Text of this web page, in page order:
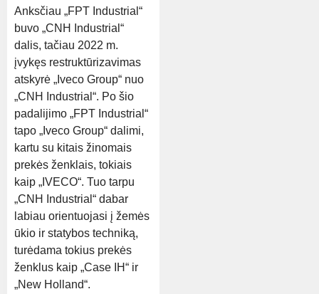
Anksčiau „FPT Industrial“
buvo „CNH Industrial“
dalis, tačiau 2022 m.
įvykęs restruktūrizavimas
atskyrė „Iveco Group“ nuo
„CNH Industrial“. Po šio
padalijimo „FPT Industrial“
tapo „Iveco Group“ dalimi,
kartu su kitais žinomais
prekės ženklais, tokiais
kaip „IVECO“. Tuo tarpu
„CNH Industrial“ dabar
labiau orientuojasi į žemės
ūkio ir statybos techniką,
turėdama tokius prekės
ženklus kaip „Case IH“ ir
„New Holland“.